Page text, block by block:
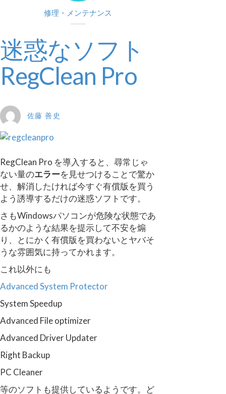
修理・メンテナンス
迷惑なソフト
RegClean Pro
佐藤 善史
RegClean Pro を導入すると、尋常じゃ
ない量のエラーを見せつけることで驚か
せ、解消したければ今すぐ有償版を買う
よう誘導するだけの迷惑ソフトです。
さもWindowsパソコンが危険な状態であ
るかのような結果を提示して不安を煽
り、とにかく有償版を買わないとヤバそ
うな雰囲気に持ってかれます。
これ以外にも
Advanced System Protector
System Speedup
Advanced File optimizer
Advanced Driver Updater
Right Backup
PC Cleaner
等のソフトも提供しているようです。ど